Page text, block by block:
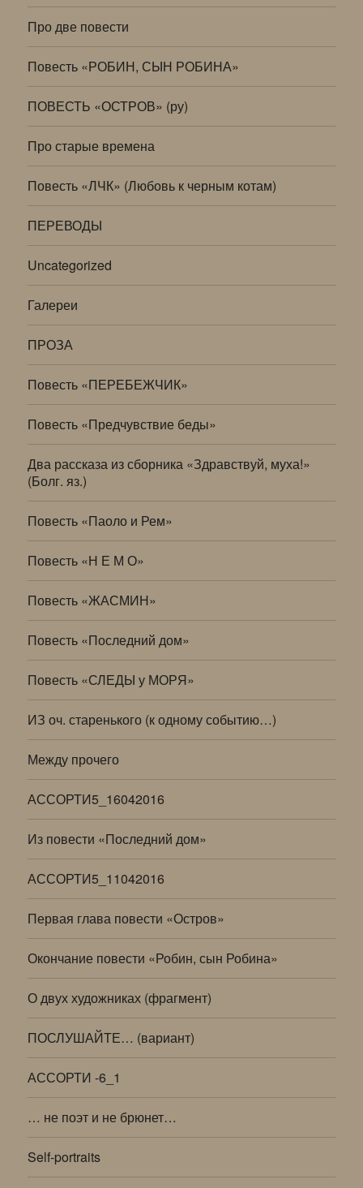
Про две повести
Повесть «РОБИН, СЫН РОБИНА»
ПОВЕСТЬ «ОСТРОВ» (ру)
Про старые времена
Повесть «ЛЧК» (Любовь к черным котам)
ПЕРЕВОДЫ
Uncategorized
Галереи
ПРОЗА
Повесть «ПЕРЕБЕЖЧИК»
Повесть «Предчувствие беды»
Два рассказа из сборника «Здравствуй, муха!»
(Болг. яз.)
Повесть «Паоло и Рем»
Повесть «Н Е М О»
Повесть «ЖАСМИН»
Повесть «Последний дом»
Повесть «СЛЕДЫ у МОРЯ»
ИЗ оч. старенького (к одному событию…)
Между прочего
АССОРТИ5_16042016
Из повести «Последний дом»
АССОРТИ5_11042016
Первая глава повести «Остров»
Окончание повести «Робин, сын Робина»
О двух художниках (фрагмент)
ПОСЛУШАЙТЕ… (вариант)
АССОРТИ -6_1
… не поэт и не брюнет…
Self-portraits